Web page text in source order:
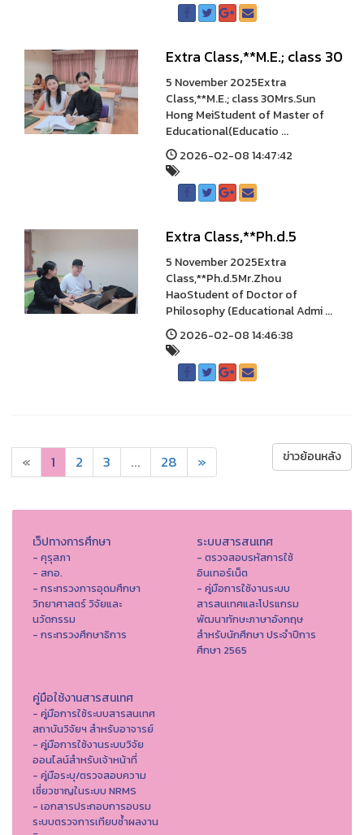
Extra Class,**M.E.; class 30
5 November 2025Extra
Class,**M.E.; class 30Mrs.Sun
Hong MeiStudent of Master of
Educational(Educatio ...
2026-02-08 14:47:42
Extra Class,**Ph.d.5
5 November 2025Extra
Class,**Ph.d.5Mr.Zhou
HaoStudent of Doctor of
Philosophy (Educational Admi ...
2026-02-08 14:46:38
« 1 2 3 ... 28 » ข่าวย้อนหลัง
เว็ปทางการศึกษา
- คุรุสภา
- สกอ.
- กระทรวงการอุดมศึกษา
วิทยาศาสตร์ วิจัยและ
นวัตกรรม
- กระทรวงศึกษาธิการ
ระบบสารสนเทศ
- ตรวจสอบรหัสการใช้
อินเทอร์เน็ต
- คู่มือการใช้งานระบบ
สารสนเทศและโปรแกรม
พัฒนาทักษะภาษาอังกฤษ
สำหรับนักศึกษา ประจำปีการ
ศึกษา 2565
คู่มือใช้งานสารสนเทศ
- คู่มือการใช้ระบบสารสนเทศ
สถาบันวิจัยฯ สำหรับอาจารย์
- คู่มือการใช้งานระบบวิจัย
ออนไลน์สำหรับเจ้าหน้าที่
- คู่มือระบุ/ตรวจสอบความ
เชี่ยวชาญในระบบ NRMS
- เอกสารประกอบการอบรม
ระบบตรวจการเทียบซ้ำผลงาน